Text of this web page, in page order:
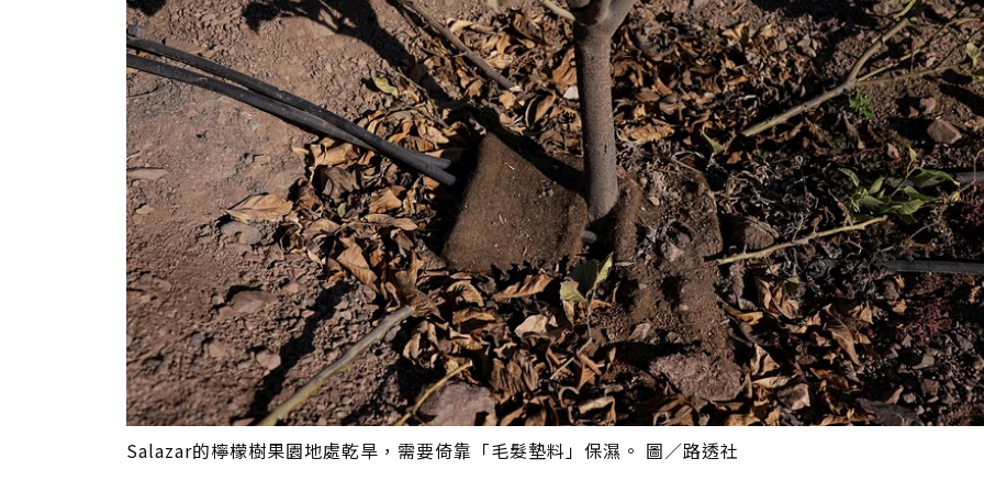
Salazar的檸檬樹果園地處乾旱，需要倚靠「毛髮墊料」保濕。 圖／路透社